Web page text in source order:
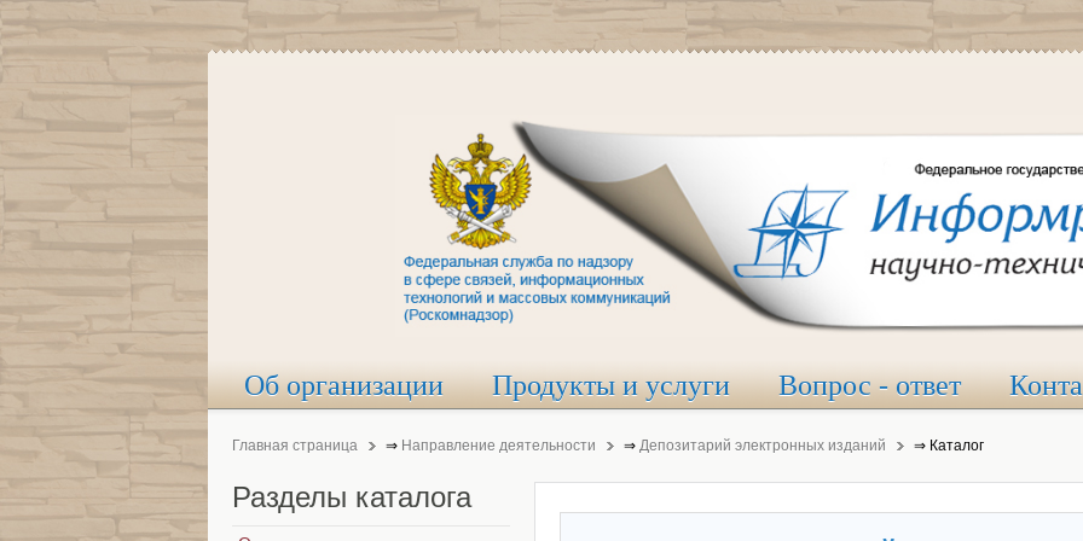
Об организации Продукты и услуги Вопрос - ответ
Главная страница ⇒ Направление деятельности ⇒ Депозитарий электронных изданий ⇒ Каталог
Разделы каталога